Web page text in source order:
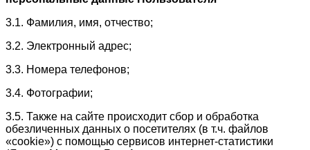
3.1. Фамилия, имя, отчество;
3.2. Электронный адрес;
3.3. Номера телефонов;
3.4. Фотографии;
3.5. Также на сайте происходит сбор и обработка
обезличенных данных о посетителях (в т.ч. файлов
«cookie») с помощью сервисов интернет-статистики